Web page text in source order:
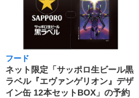
フード
ネット限定「サッポロ生ビール黒
ラベル『エヴァンゲリオン』デザ
イン缶 12本セットBOX」の予約